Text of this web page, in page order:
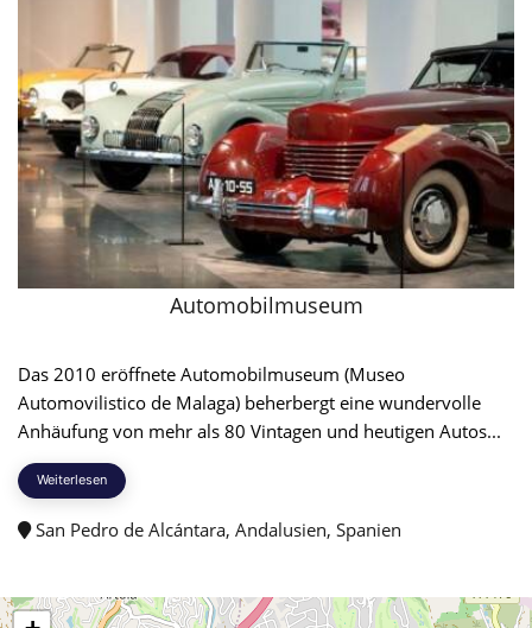
Automobilmuseum
Das 2010 eröffnete Automobilmuseum (Museo
Automovilistico de Malaga) beherbergt eine wundervolle
Anhäufung von mehr als 80 Vintagen und heutigen Autos...
Weiterlesen
San Pedro de Alcántara, Andalusien, Spanien